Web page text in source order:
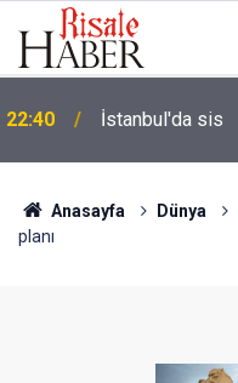
22:40 İstanbul'da sis
Anasayfa Dünya
planı